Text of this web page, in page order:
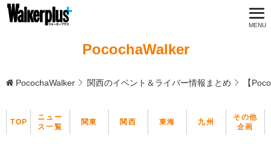
PocochaWalker
PocochaWalker 関西のイベント＆ライバー情報まとめ 【
TOP
ニュー
ス一覧
関東 関西 東海 九州
その他
企画